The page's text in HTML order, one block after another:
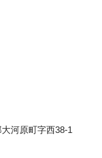
河原町字西38-1